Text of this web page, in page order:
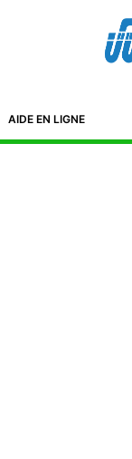
AIDE EN LIGNE